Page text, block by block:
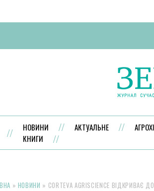
НОВИНИ АКТУАЛЬНЕ
КНИГИ
» НОВИНИ » CORTEVA AGRISCIENCE